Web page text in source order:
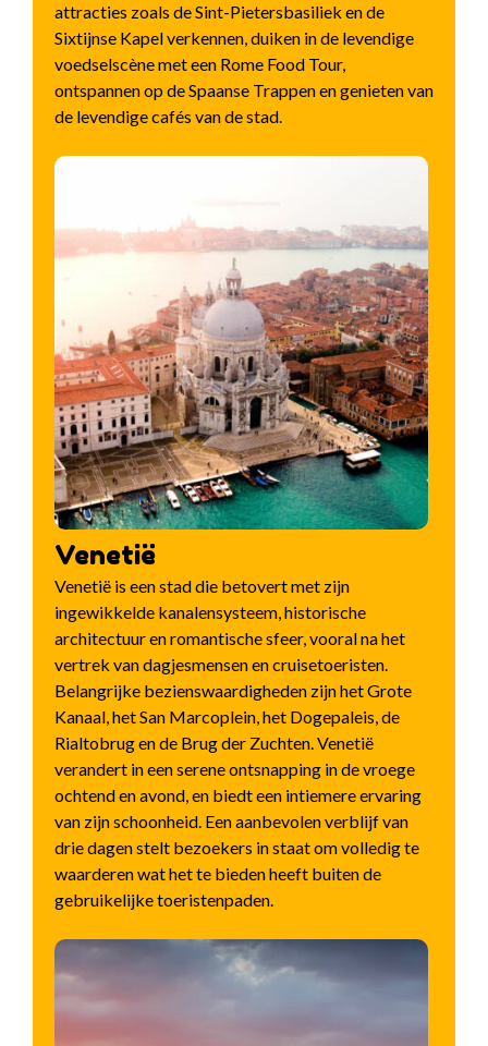
attracties zoals de Sint-Pietersbasiliek en de
Sixtijnse Kapel verkennen, duiken in de levendige
voedselscène met een Rome Food Tour,
ontspannen op de Spaanse Trappen en genieten van
de levendige cafés van de stad.
Venetië
Venetië is een stad die betovert met zijn
ingewikkelde kanalensysteem, historische
architectuur en romantische sfeer, vooral na het
vertrek van dagjesmensen en cruisetoeristen.
Belangrijke bezienswaardigheden zijn het Grote
Kanaal, het San Marcoplein, het Dogepaleis, de
Rialtobrug en de Brug der Zuchten. Venetië
verandert in een serene ontsnapping in de vroege
ochtend en avond, en biedt een intiemere ervaring
van zijn schoonheid. Een aanbevolen verblijf van
drie dagen stelt bezoekers in staat om volledig te
waarderen wat het te bieden heeft buiten de
gebruikelijke toeristenpaden.